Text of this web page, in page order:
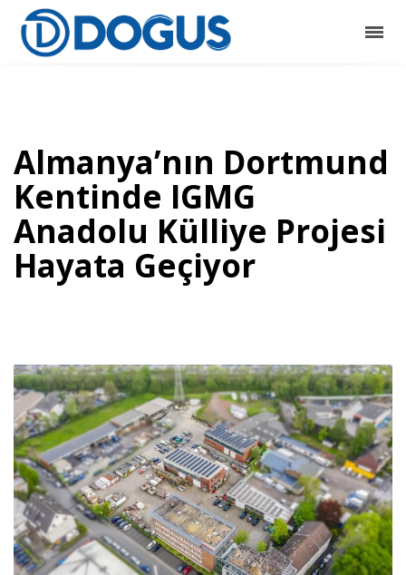
Almanya’nın Dortmund
Kentinde IGMG
Anadolu Külliye Projesi
Hayata Geçiyor